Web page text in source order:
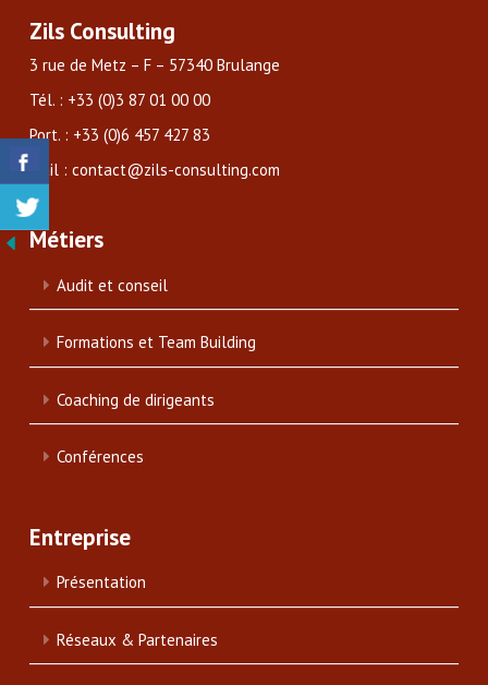
Zils Consulting
3 rue de Metz – F – 57340 Brulange
Tél. : +33 (0)3 87 01 00 00
Port. : +33 (0)6 457 427 83
Mail : contact@zils-consulting.com
Métiers
Audit et conseil
Formations et Team Building
Coaching de dirigeants
Conférences
Entreprise
Présentation
Réseaux & Partenaires